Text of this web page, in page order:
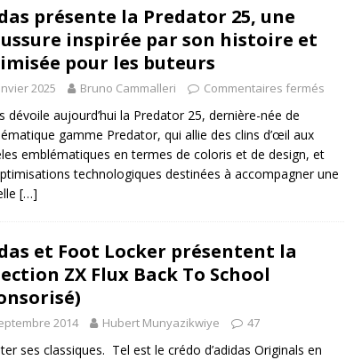
: qui gagne vraiment
FOOTBALL
de Zinedine Zidane par adidas est de retour à
présente la Predator 25, une
inspirée par son histoire et
pour les buteurs
2025 Bruno Cammalleri Commentaires fermés
dévoile aujourd’hui la Predator 25, dernière-née de
gamme Predator, qui allie des clins d’œil aux
emblématiques en termes de coloris et de design, et
technologiques destinées à accompagner une
[…]
et Foot Locker présentent la
ZX Flux Back To School
2014 Hubert Munyazikwiye 47
ses classiques. Tel est le crédo d’adidas Originals en